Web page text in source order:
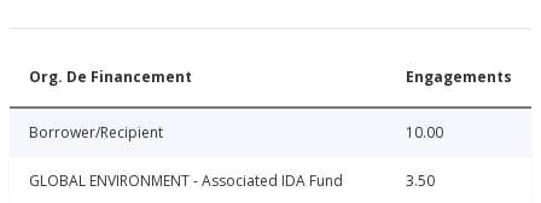
Org. De Financement Engagements
Borrower/Recipient 10.00
GLOBAL ENVIRONMENT - Associated IDA Fund 3.50